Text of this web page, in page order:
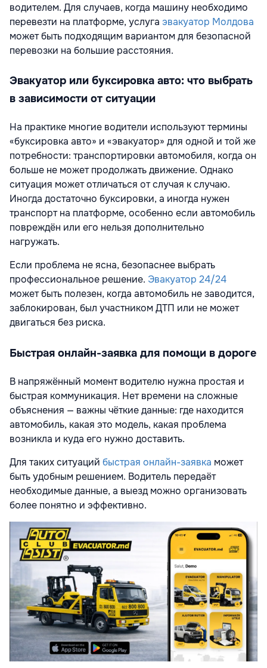
водителем. Для случаев, когда машину необходимо
перевезти на платформе, услуга эвакуатор Молдова
может быть подходящим вариантом для безопасной
перевозки на большие расстояния.
Эвакуатор или буксировка авто: что выбрать
в зависимости от ситуации
На практике многие водители используют термины
«буксировка авто» и «эвакуатор» для одной и той же
потребности: транспортировки автомобиля, когда он
больше не может продолжать движение. Однако
ситуация может отличаться от случая к случаю.
Иногда достаточно буксировки, а иногда нужен
транспорт на платформе, особенно если автомобиль
повреждён или его нельзя дополнительно
нагружать.
Если проблема не ясна, безопаснее выбрать
профессиональное решение. Эвакуатор 24/24
может быть полезен, когда автомобиль не заводится,
заблокирован, был участником ДТП или не может
двигаться без риска.
Быстрая онлайн-заявка для помощи в дороге
В напряжённый момент водителю нужна простая и
быстрая коммуникация. Нет времени на сложные
объяснения — важны чёткие данные: где находится
автомобиль, какая это модель, какая проблема
возникла и куда его нужно доставить.
Для таких ситуаций быстрая онлайн-заявка может
быть удобным решением. Водитель передаёт
необходимые данные, а выезд можно организовать
более понятно и эффективно.